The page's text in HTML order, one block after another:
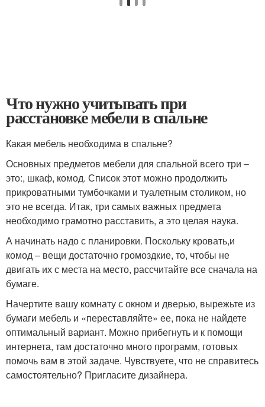
Что нужно учитывать при
расстановке мебели в спальне
Какая мебель необходима в спальне?
Основных предметов мебели для спальной всего три –
это:, шкаф, комод. Список этот можно продолжить
прикроватными тумбочками и туалетным столиком, но
это не всегда. Итак, три самых важных предмета
необходимо грамотно расставить, а это целая наука.
А начинать надо с планировки. Поскольку кровать,и
комод – вещи достаточно громоздкие, то, чтобы не
двигать их с места на место, рассчитайте все сначала на
бумаге.
Начертите вашу комнату с окном и дверью, вырежьте из
бумаги мебель и «переставляйте» ее, пока не найдете
оптимальный вариант. Можно прибегнуть и к помощи
интернета, там достаточно много программ, готовых
помочь вам в этой задаче. Чувствуете, что не справитесь
самостоятельно? Пригласите дизайнера.